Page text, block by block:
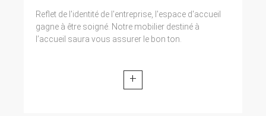
Reflet de l'identité de l'entreprise, l'espace d'accueil
gagne à être soigné. Notre mobilier destiné à
l’accueil saura vous assurer le bon ton.
+